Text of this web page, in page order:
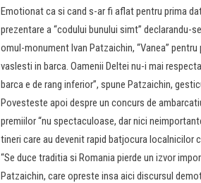
Emotionat ca si cand s-ar fi aflat pentru prima
prezentare a “codului bunului simt” declarandu-
omul-monument Ivan Patzaichin, “Vanea”
vaslesti in barca. Oamenii Deltei nu-i mai
barca e de rang inferior”, spune Patzaichin,
Povesteste apoi despre un concurs de
premiilor “nu spectaculoase, dar nici
tineri care au devenit rapid batjocura localnicilor
“Se duce traditia si Romania pierde un izvor
Patzaichin, care opreste insa aici discursul